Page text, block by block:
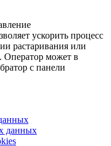
ускорить процесс
растаривания или
Оператор может в
с панели
данных